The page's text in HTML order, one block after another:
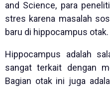
and Science, para
stres karena masalah
baru di hippocampus otak.
Hippocampus adalah
sangat terkait dengan
Bagian otak ini juga